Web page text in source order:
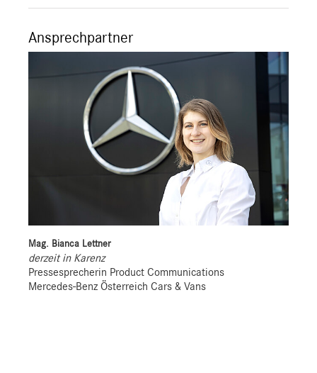
Ansprechpartner
Mag. Bianca Lettner
derzeit in Karenz
Pressesprecherin Product Communications
Mercedes-Benz Österreich Cars & Vans